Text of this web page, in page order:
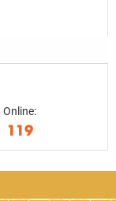
Online:
119